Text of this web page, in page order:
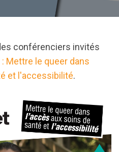
conférenciers invités
Mettre le queer dans
et l'accessibilité.